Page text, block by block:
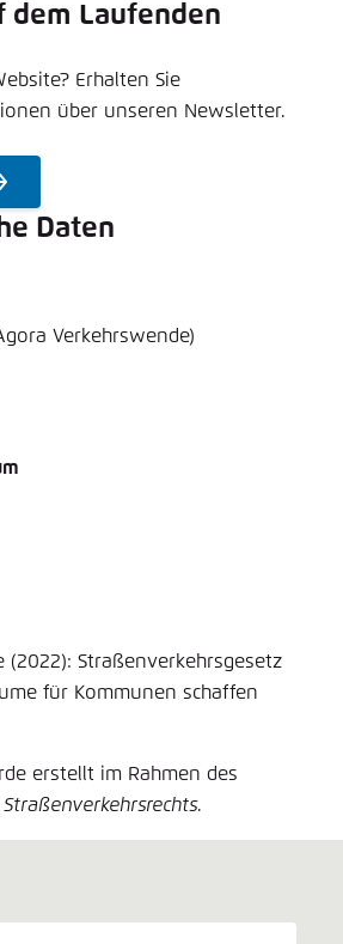
dem Laufenden
Erhalten Sie
über unseren Newsletter.
Daten
Verkehrswende)
(2022): Straßenverkehrsgesetz
für Kommunen schaffen
erstellt im Rahmen des
.